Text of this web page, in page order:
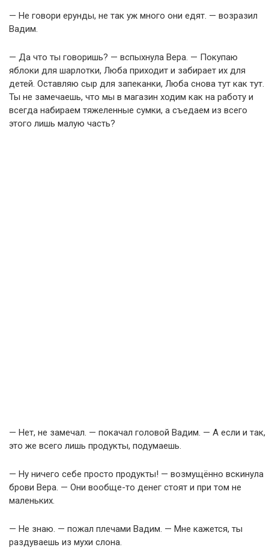
— Не говори ерунды, не так уж много они едят. — возразил
Вадим.
— Да что ты говоришь? — вспыхнула Вера. — Покупаю
яблоки для шарлотки, Люба приходит и забирает их для
детей. Оставляю сыр для запеканки, Люба снова тут как тут.
Ты не замечаешь, что мы в магазин ходим как на работу и
всегда набираем тяжеленные сумки, а съедаем из всего
этого лишь малую часть?
— Нет, не замечал. — покачал головой Вадим. — А если и так,
это же всего лишь продукты, подумаешь.
— Ну ничего себе просто продукты! — возмущённо вскинула
брови Вера. — Они вообще-то денег стоят и при том не
маленьких.
— Не знаю. — пожал плечами Вадим. — Мне кажется, ты
раздуваешь из мухи слона.